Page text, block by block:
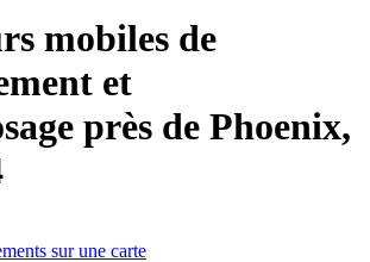
mobiles de
et
près de Phoenix,
sur une carte